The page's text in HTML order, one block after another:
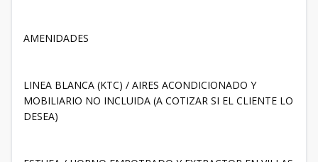
AMENIDADES
LINEA BLANCA (KTC) / AIRES ACONDICIONADO Y
MOBILIARIO NO INCLUIDA (A COTIZAR SI EL CLIENTE LO
DESEA)